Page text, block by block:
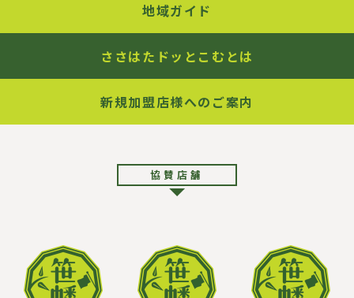
地域ガイド
ささはたドッとこむとは
新規加盟店様へのご案内
協賛店舗